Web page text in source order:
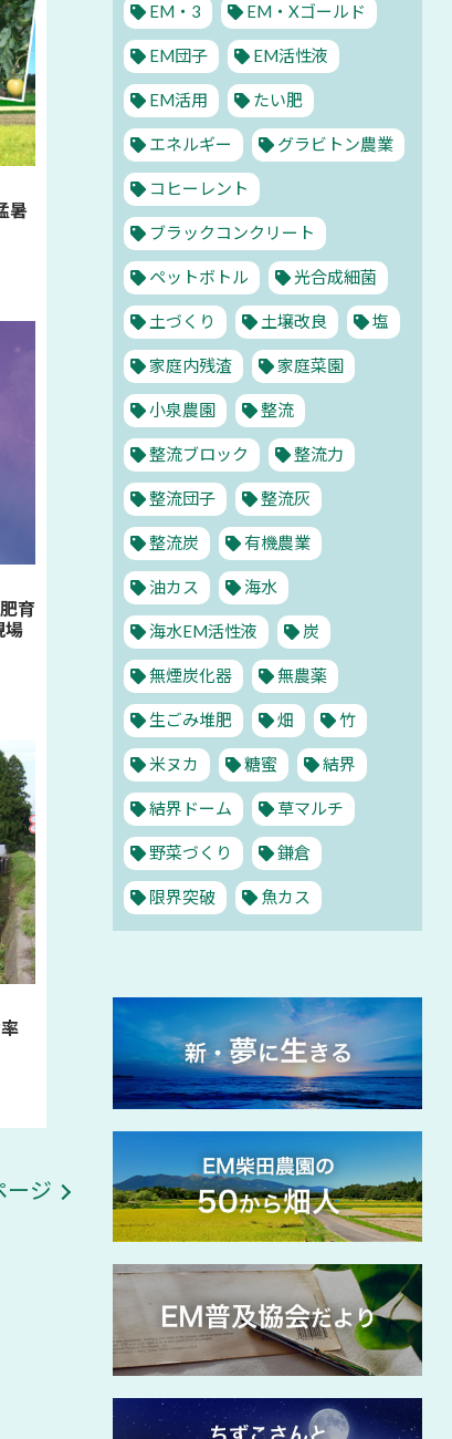
暑
育
場
ージ
EM・3 EM・Xゴールド
EM団子 EM活性液
EM活用 たい肥
エネルギー グラビトン農業
コヒーレント
ブラックコンクリート
ペットボトル 光合成細菌
土づくり 土壌改良 塩
家庭内残渣 家庭菜園
小泉農園 整流
整流ブロック 整流力
整流団子 整流灰
整流炭 有機農業
油カス 海水
海水EM活性液 炭
無煙炭化器 無農薬
生ごみ堆肥 畑 竹
米ヌカ 糖蜜 結界
結界ドーム 草マルチ
野菜づくり 鎌倉
限界突破 魚カス